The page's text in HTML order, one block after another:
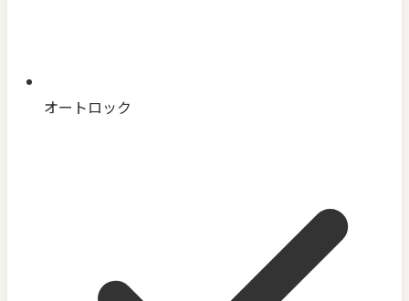
オートロック